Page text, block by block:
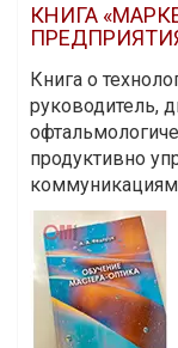
КНИГА
Книга о
руководитель,
продуктивно